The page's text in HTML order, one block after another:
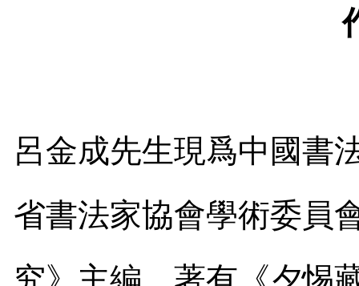
呂金成先生現爲中國書
省書法家協會學術委員